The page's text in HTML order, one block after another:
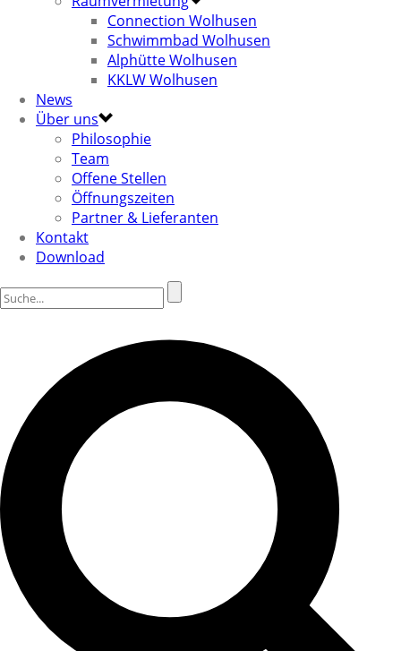
Connection Wolhusen
Schwimmbad Wolhusen
Alphütte Wolhusen
KKLW Wolhusen
News
Über uns
Philosophie
Team
Offene Stellen
Öffnungszeiten
Partner & Lieferanten
Kontakt
Download